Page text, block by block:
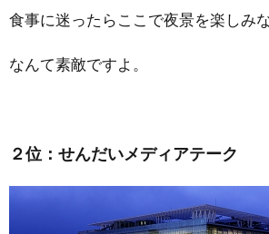
食事に迷ったらここで夜景を楽しみな
なんて素敵ですよ。
２位：せんだいメディアテーク